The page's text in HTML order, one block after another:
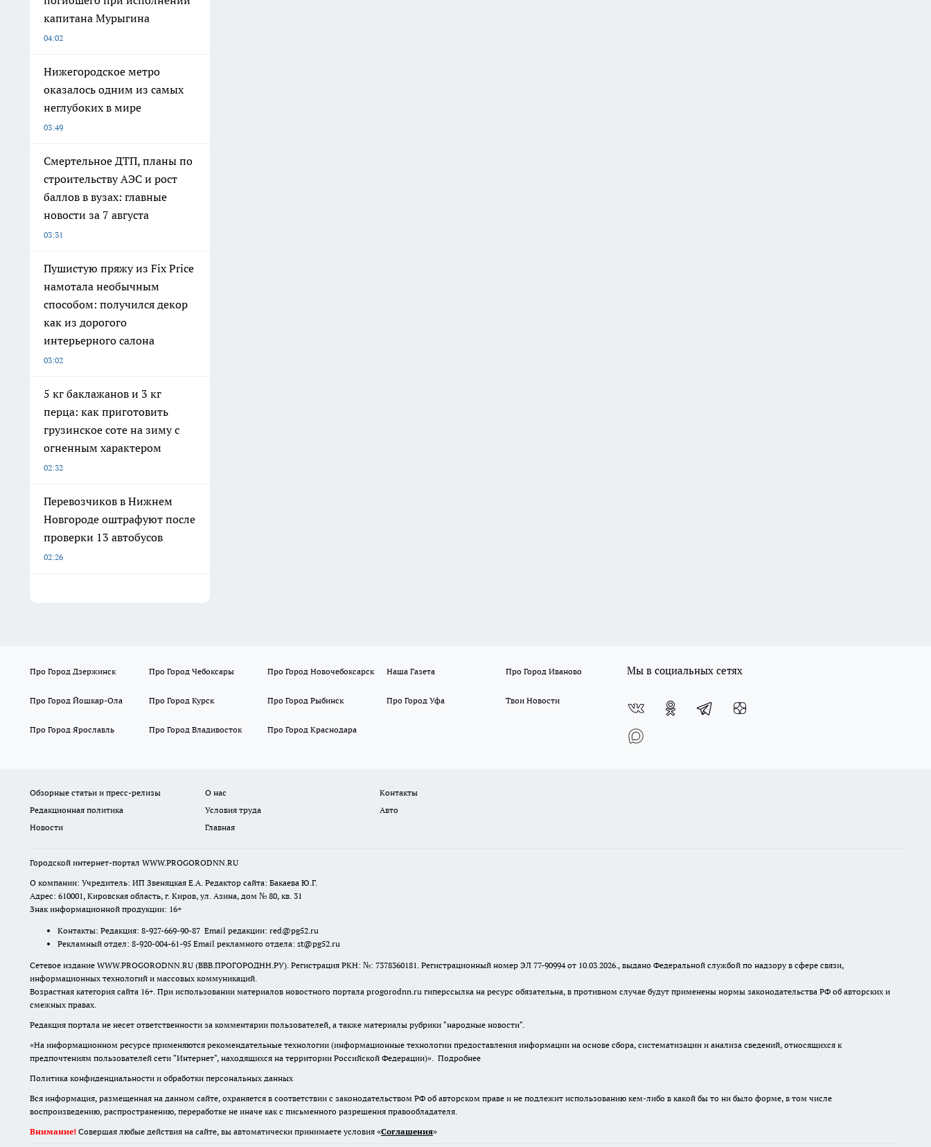
капитана Мурыгина
04:02
Нижегородское метро
оказалось одним из самых
неглубоких в мире
03:49
Смертельное ДТП, планы по
строительству АЭС и рост
баллов в вузах: главные
новости за 7 августа
03:31
Пушистую пряжу из Fix Price
намотала необычным
способом: получился декор
как из дорогого
интерьерного салона
03:02
5 кг баклажанов и 3 кг
перца: как приготовить
грузинское соте на зиму с
огненным характером
02:32
Перевозчиков в Нижнем
Новгороде оштрафуют после
проверки 13 автобусов
02:26
Про Город Дзержинск Про Город Чебоксары Про Город Новочебоксарск Наша Газета Про Город Иваново
Про Город Йошкар-Ола Про Город Курск Про Город Рыбинск Про Город Уфа Твои Новости
Про Город Ярославль Про Город Владивосток Про Город Краснодара
Мы в социальных сетях
Обзорные статьи и пресс-релизы О нас
Контакты
Редакционная политика
Условия труда
Авто
Новости
Главная
Городской интернет-портал WWW.PROGORODNN.RU
О компании: Учредитель: ИП Звеняцкая Е.А. Редактор сайта: Бакаева Ю.Г.
Адрес: 610001, Кировская область, г. Киров, ул. Азина, дом № 80, кв. 31
Знак информационной продукции: 16+
Контакты: Редакция: 8-927-669-90-87 Email редакции: red@pg52.ru
Рекламный отдел: 8-920-004-61-95 Email рекламного отдела: st@pg52.ru
Сетевое издание WWW.PROGORODNN.RU (ВВВ.ПРОГОРОДНН.РУ). Регистрация РКН: №: 7378360181. Регистрационный номер ЭЛ 77-90994 от 10.03.2026., выдано Федеральной службой по надзору в сфере связи,
информационных технологий и массовых коммуникаций.
Возрастная категория сайта 16+. При использовании материалов новостного портала progorodnn.ru гиперссылка на ресурс обязательна, в противном случае будут применены нормы законодательства РФ об авторских и
смежных правах.
Редакция портала не несет ответственности за комментарии пользователей, а также материалы рубрики "народные новости".
«На информационном ресурсе применяются рекомендательные технологии (информационные технологии предоставления информации на основе сбора, систематизации и анализа сведений, относящихся к
предпочтениям пользователей сети "Интернет", находящихся на территории Российской Федерации)». Подробнее
Политика конфиденциальности и обработки персональных данных
Вся информация, размещенная на данном сайте, охраняется в соответствии с законодательством РФ об авторском праве и не подлежит использованию кем-либо в какой бы то ни было форме, в том числе
воспроизведению, распространению, переработке не иначе как с письменного разрешения правообладателя.
Внимание! Совершая любые действия на сайте, вы автоматически принимаете условия «Cоглашения»